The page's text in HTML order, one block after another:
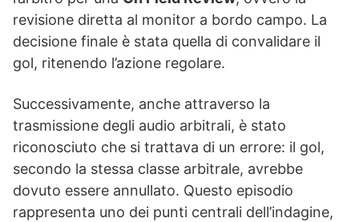
revisione diretta al monitor a bordo campo. La
decisione finale è stata quella di convalidare il
gol, ritenendo l’azione regolare.
Successivamente, anche attraverso la
trasmissione degli audio arbitrali, è stato
riconosciuto che si trattava di un errore: il gol,
secondo la stessa classe arbitrale, avrebbe
dovuto essere annullato. Questo episodio
rappresenta uno dei punti centrali dell’indagine,